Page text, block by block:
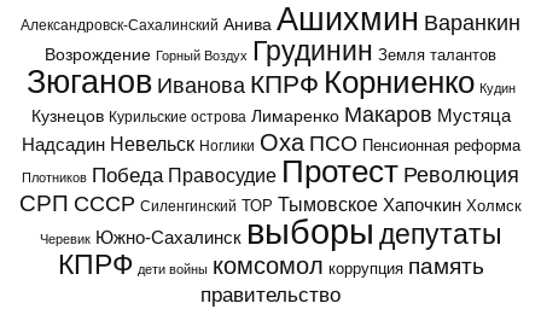
Александровск-Сахалинский Анива Ашихмин Варанкин
Возрождение Горный Воздух Грудинин Земля талантов
Зюганов Иванова КПРФ Корниенко Кудин
Кузнецов Курильские острова Лимаренко Макаров Мустяца
Надсадин Невельск Ноглики Оха ПСО Пенсионная реформа
Плотников Победа Правосудие Протест Революция
СРП СССР Силенгинский ТОР Тымовское Хапочкин Холмск
Черевик Южно-Сахалинск выборы депутаты
КПРФ дети войны комсомол коррупция память
правительство